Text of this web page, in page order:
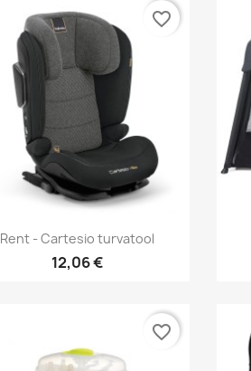
Kiirvaade
Rent - Cartesio turvatool
12,06 €
favorite_border
favorite_border